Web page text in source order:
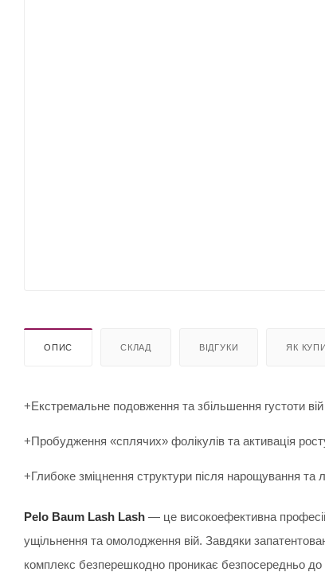
ОПИС СКЛАД ВІДГУКИ ЯК
+Екстремальне подовження та збільшення густоти вій
+Пробудження «сплячих» фолікулів та активація
+Глибоке зміцнення структури після нарощування та
Pelo Baum Lash Lash — це високоефективна
ущільнення та омолодження вій. Завдяки
комплекс безперешкодно проникає безпосередньо